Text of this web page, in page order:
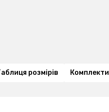
розмірів Комплекти